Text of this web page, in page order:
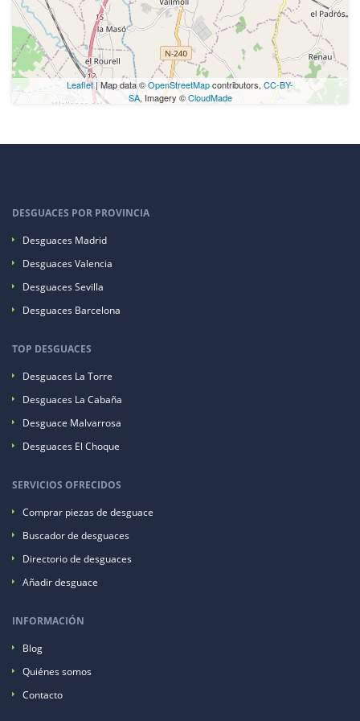
Leaflet| Map data ©OpenStreetMapcontributors, CC-BY-
SA, Imagery ©CloudMade
DESGUACES POR PROVINCIA
Desguaces Madrid
Desguaces Valencia
Desguaces Sevilla
Desguaces Barcelona
TOP DESGUACES
Desguaces La Torre
Desguaces La Cabaña
Desguace Malvarrosa
Desguaces El Choque
SERVICIOS OFRECIDOS
Comprar piezas de desguace
Buscador de desguaces
Directorio de desguaces
Añadir desguace
INFORMACIÓN
Blog
Quiénes somos
Contacto